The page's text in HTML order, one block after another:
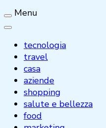
Menu
tecnologia
travel
casa
aziende
shopping
salute e bellezza
food